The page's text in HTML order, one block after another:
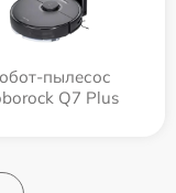
пылесос
Q7 Plus